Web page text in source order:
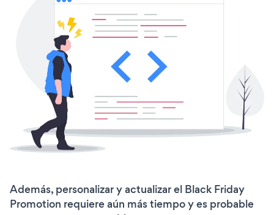
Además, personalizar y actualizar el Black Friday
Promotion requiere aún más tiempo y es probable